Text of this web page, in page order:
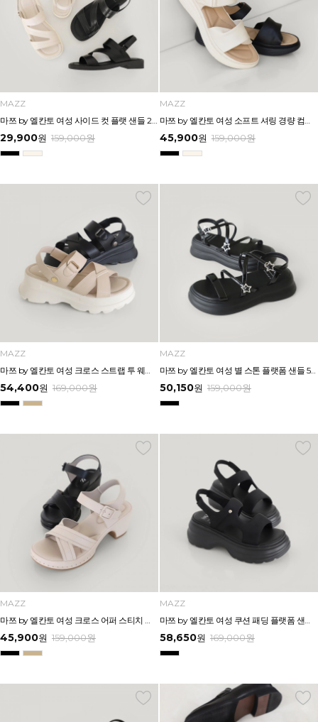
MAZZ
마쯔 by 엘칸토 여성 사이드 컷 플랫 샌들 2.5cm LCWW65M626
29,900원 159,000원
MAZZ
마쯔 by 엘칸토 여성 소프트 셔링 경량 컴포트 샌들 3.5cm LCWW12M626
45,900원 159,000원
MAZZ
마쯔 by 엘칸토 여성 크로스 스트랩 투 웨이 플랫폼 샌들 6cm LCWW14M626
54,400원 169,000원
MAZZ
마쯔 by 엘칸토 여성 별 스톤 플랫폼 샌들 5cm LCWW26M626
50,150원 159,000원
MAZZ
마쯔 by 엘칸토 여성 크로스 어퍼 스티치 다운 캐주얼 샌들 6.5cm LCWW70M626
45,900원 159,000원
MAZZ
마쯔 by 엘칸토 여성 쿠션 패딩 플랫폼 샌들 6cm LCWW48M626
58,650원 169,000원